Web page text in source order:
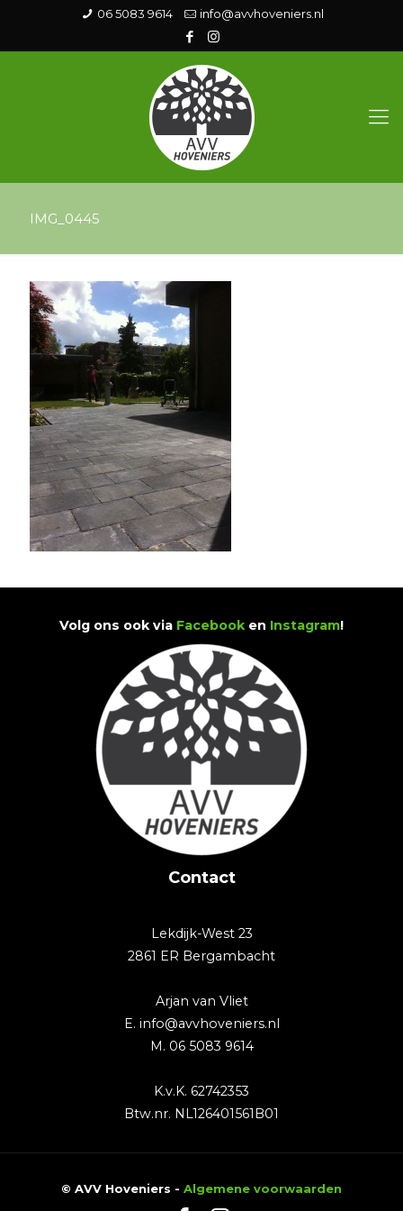
06 5083 9614 info@avvhoveniers.nl
IMG_0445
Volg ons ook via Facebooken Instagram!
Contact
Lekdijk-West 23
2861 ER Bergambacht
Arjan van Vliet
E. info@avvhoveniers.nl
M. 06 5083 9614
K.v.K. 62742353
Btw.nr. NL126401561B01
© AVV Hoveniers - Algemene voorwaarden